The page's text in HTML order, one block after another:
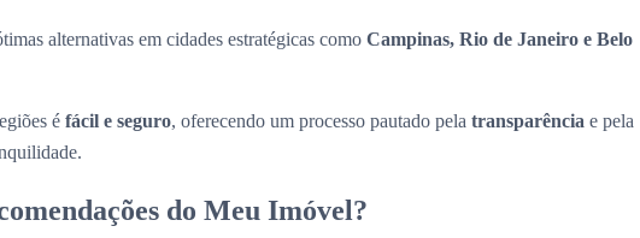
alternativas em cidades estratégicas como Campinas, Rio de Janeiro e Belo
é fácil e seguro, oferecendo um processo pautado pela transparência e pela
do Meu Imóvel?